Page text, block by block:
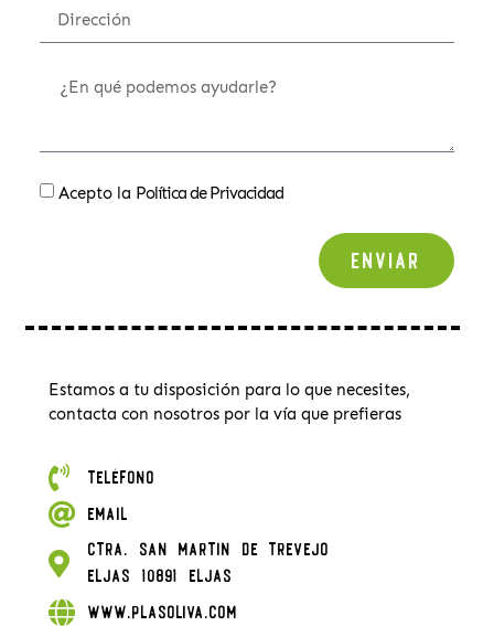
Acepto la Política de Privacidad
Enviar
Estamos a tu disposición para lo que necesites,
contacta con nosotros por la vía que prefieras
Teléfono
Email
Ctra. San Martin de Trevejo
Eljas 10891 Eljas
www.plasoliva.com